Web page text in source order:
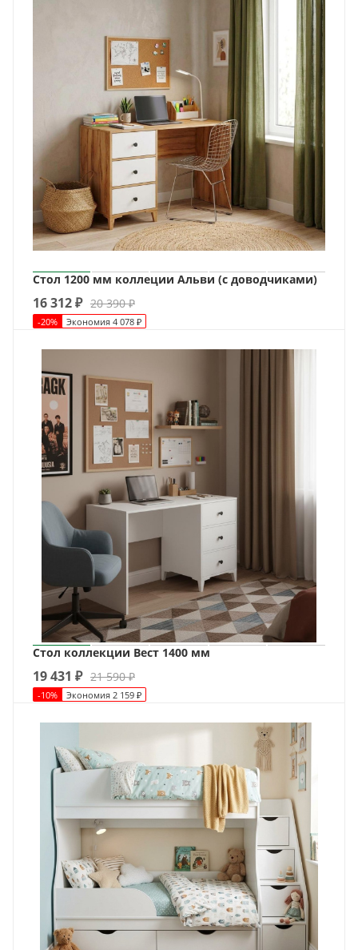
Стол 1200 мм коллеции Альви (с доводчиками)
16 312₽ 20 390₽
-20% Экономия 4 078 ₽
Стол коллекции Вест 1400 мм
19 431 ₽ 21 590₽
-10% Экономия 2 159 ₽